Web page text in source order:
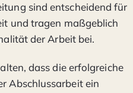
sind entscheidend für
und tragen maßgeblich
der Arbeit bei.
dass die erfolgreiche
Abschlussarbeit ein